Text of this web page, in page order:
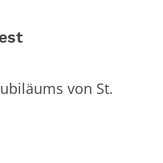
von St.